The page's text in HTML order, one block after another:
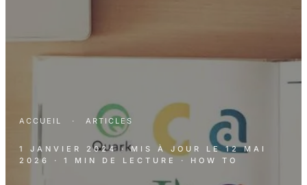
ACCUEIL · ARTICLES
1 JANVIER 2024 · MIS À JOUR LE12 MAI
2026
· 1 MIN DE LECTURE · HOW TO